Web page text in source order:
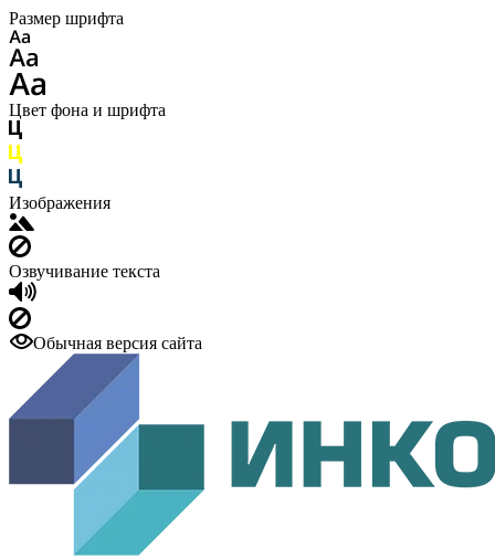
Размер шрифта
Цвет фона и шрифта
Изображения
Озвучивание текста
Обычная версия сайта